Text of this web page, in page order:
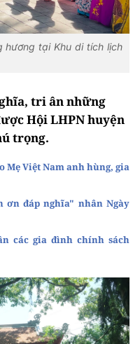
hương tại Khu di tích lịch
tri ân những
Hội LHPN huyện
trọng.
Mẹ Việt Nam anh hùng, gia
ơn đáp nghĩa" nhân Ngày
các gia đình chính sách